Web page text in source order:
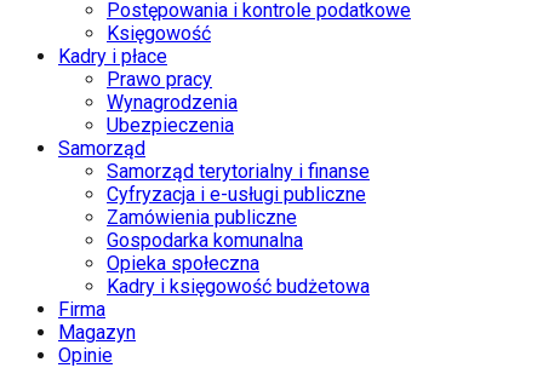
Postępowania i kontrole podatkowe
Księgowość
Kadry i płace
Prawo pracy
Wynagrodzenia
Ubezpieczenia
Samorząd
Samorząd terytorialny i finanse
Cyfryzacja i e-usługi publiczne
Zamówienia publiczne
Gospodarka komunalna
Opieka społeczna
Kadry i księgowość budżetowa
Firma
Magazyn
Opinie